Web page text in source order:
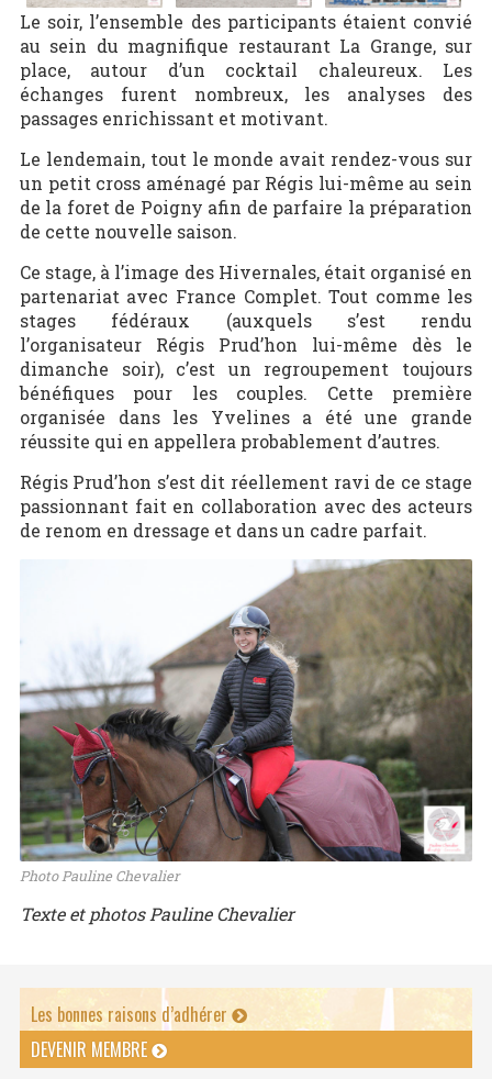
Le soir, l’ensemble des participants étaient convié
au sein du magnifique restaurant La Grange, sur
place, autour d’un cocktail chaleureux. Les
échanges furent nombreux, les analyses des
passages enrichissant et motivant.
Le lendemain, tout le monde avait rendez-vous sur
un petit cross aménagé par Régis lui-même au sein
de la foret de Poigny afin de parfaire la préparation
de cette nouvelle saison.
Ce stage, à l’image des Hivernales, était organisé en
partenariat avec France Complet. Tout comme les
stages fédéraux (auxquels s’est rendu
l’organisateur Régis Prud’hon lui-même dès le
dimanche soir), c’est un regroupement toujours
bénéfiques pour les couples. Cette première
organisée dans les Yvelines a été une grande
réussite qui en appellera probablement d’autres.
Régis Prud’hon s’est dit réellement ravi de ce stage
passionnant fait en collaboration avec des acteurs
de renom en dressage et dans un cadre parfait.
Photo Pauline Chevalier
Texte et photos Pauline Chevalier
Les bonnes raisons d’adhérer
DEVENIR MEMBRE